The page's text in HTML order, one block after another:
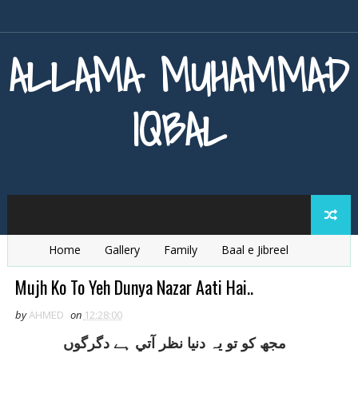
ALLAMA MUHAMMAD
IQBAL
Home Gallery Family
Baal e Jibreel
Zarb e Kaleem
Armaghan e Hijaz
Mujh Ko To Yeh Dunya Nazar Aati Hai..
byAHMED on 12:28:00
مجھ کو تو يہ دنيا نظر آتي ہے دگرگوں